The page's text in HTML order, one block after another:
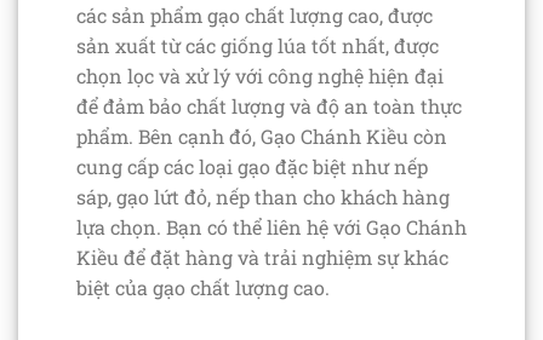
các sản phẩm gạo chất lượng cao, được
sản xuất từ các giống lúa tốt nhất, được
chọn lọc và xử lý với công nghệ hiện đại
để đảm bảo chất lượng và độ an toàn thực
phẩm. Bên cạnh đó, Gạo Chánh Kiều còn
cung cấp các loại gạo đặc biệt như nếp
sáp, gạo lứt đỏ, nếp than cho khách hàng
lựa chọn. Bạn có thể liên hệ với Gạo Chánh
Kiều để đặt hàng và trải nghiệm sự khác
biệt của gạo chất lượng cao.